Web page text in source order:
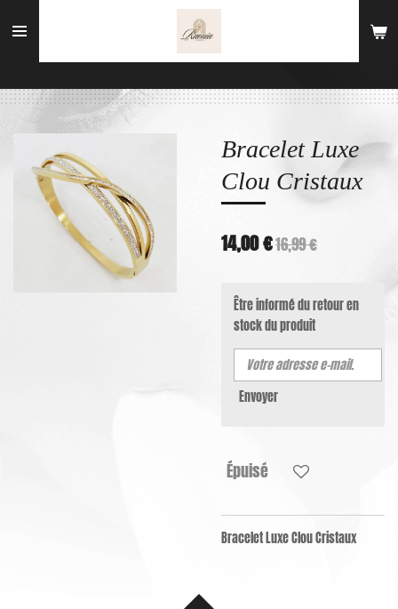
au
Bracelet Luxe
Clou Cristaux
14,00 €16,99 €
Être informé du retour en
stock du produit
Envoyer
Épuisé
Bracelet Luxe Clou Cristaux